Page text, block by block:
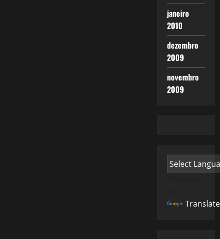
janeiro
2010
dezembro
2009
novembro
2009
Translate